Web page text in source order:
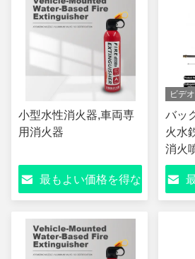
火器
小型水性消火器,車両専
用消火器
最もよい価格を得な
ビデオ
バッ
火水
消火